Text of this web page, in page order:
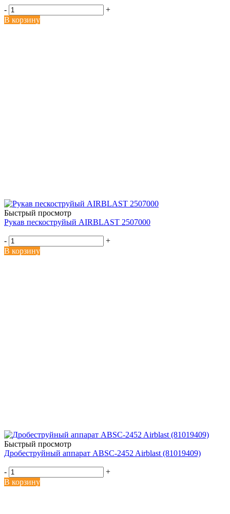
-
+
В корзину
Быстрый просмотр
Рукав пескоструйый AIRBLAST 2507000
-
+
В корзину
Быстрый просмотр
Дробеструйный аппарат ABSC-2452 Airblast (81019409)
-
+
В корзину